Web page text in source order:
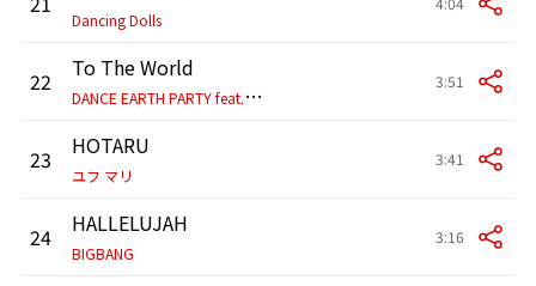
Dancing Dolls
22
To The World
D
ANCE EARTH PARTY feat. Afrojack
3:51
23 HOTARU
ユフ マリ
3:41
24 HALLELUJAH
BIGBANG
3:16